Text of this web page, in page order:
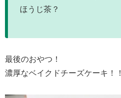
ほうじ茶？
最後のおやつ！
濃厚なベイクドチーズケーキ！！